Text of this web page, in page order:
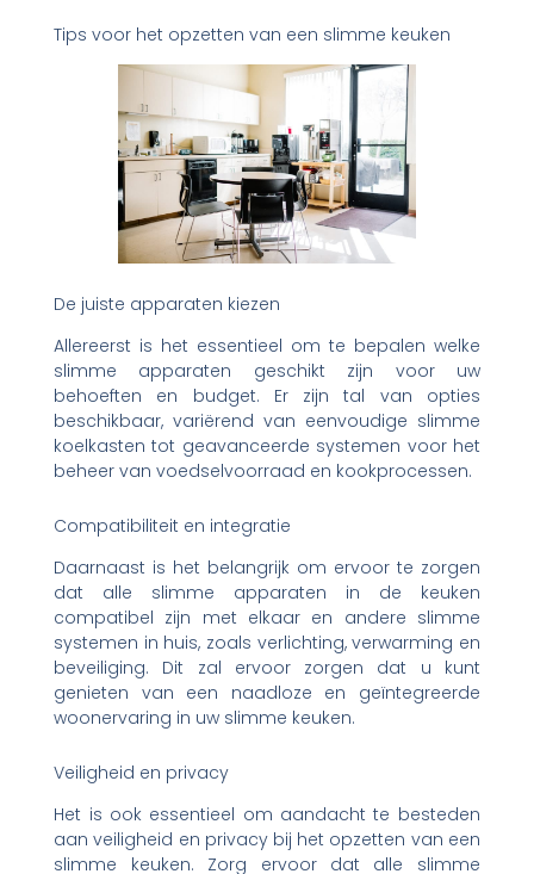
Tips voor het opzetten van een slimme keuken
De juiste apparaten kiezen
Allereerst is het essentieel om te bepalen welke
slimme apparaten geschikt zijn voor uw
behoeften en budget. Er zijn tal van opties
beschikbaar, variërend van eenvoudige slimme
koelkasten tot geavanceerde systemen voor het
beheer van voedselvoorraad en kookprocessen.
Compatibiliteit en integratie
Daarnaast is het belangrijk om ervoor te zorgen
dat alle slimme apparaten in de keuken
compatibel zijn met elkaar en andere slimme
systemen in huis, zoals verlichting, verwarming en
beveiliging. Dit zal ervoor zorgen dat u kunt
genieten van een naadloze en geïntegreerde
woonervaring in uw slimme keuken.
Veiligheid en privacy
Het is ook essentieel om aandacht te besteden
aan veiligheid en privacy bij het opzetten van een
slimme keuken. Zorg ervoor dat alle slimme